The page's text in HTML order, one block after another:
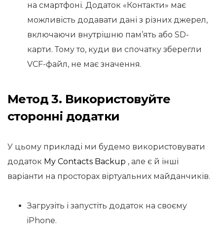
на смартфоні. Додаток «Контакти» має
можливість додавати дані з різних джерел,
включаючи внутрішню пам’ять або SD-
карти. Тому то, куди ви спочатку зберегли
VCF-файл, не має значення.
Метод 3. Використовуйте
сторонні додатки
У цьому прикладі ми будемо використовувати
додаток My Contacts Backup , але є й інші
варіанти на просторах віртуальних майданчиків.
Загрузіть і запустіть додаток на своєму
iPhone.